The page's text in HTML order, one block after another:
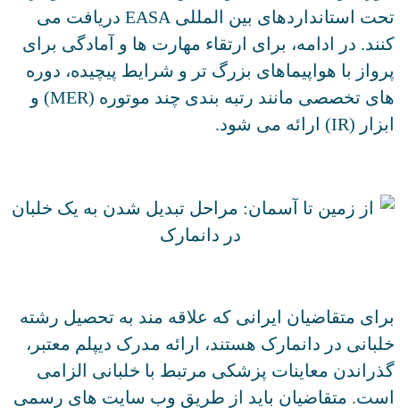
تحت استانداردهای بین ‌المللی EASA دریافت می
‌کنند. در ادامه، برای ارتقاء مهارت ‌ها و آمادگی برای
پرواز با هواپیماهای بزرگ ‌تر و شرایط پیچیده، دوره‌
های تخصصی مانند رتبه ‌بندی چند موتوره (MER) و
ابزار (IR) ارائه می ‌شود.
برای متقاضیان ایرانی که علاقه مند به تحصیل رشته
خلبانی در دانمارک هستند، ارائه مدرک دیپلم معتبر،
گذراندن معاینات پزشکی مرتبط با خلبانی الزامی
است. متقاضیان باید از طریق وب سایت های رسمی